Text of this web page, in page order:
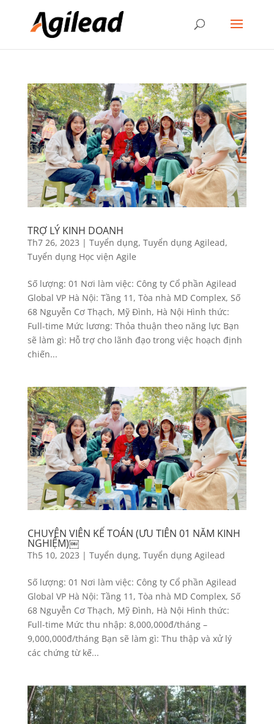
TRỢ LÝ KINH DOANH
Th7 26, 2023 | Tuyển dụng, Tuyển dụng Agilead,
Tuyển dụng Học viện Agile
Số lượng: 01 Nơi làm việc: Công ty Cổ phần Agilead
Global VP Hà Nội: Tầng 11, Tòa nhà MD Complex, Số
68 Nguyễn Cơ Thạch, Mỹ Đình, Hà Nội Hình thức:
Full-time Mức lương: Thỏa thuận theo năng lực Bạn
sẽ làm gì: Hỗ trợ cho lãnh đạo trong việc hoạch định
chiến...
CHUYÊN VIÊN KẾ TOÁN (ƯU TIÊN 01 NĂM KINH
NGHIỆM)￼
Th5 10, 2023 | Tuyển dụng, Tuyển dụng Agilead
Số lượng: 01 Nơi làm việc: Công ty Cổ phần Agilead
Global VP Hà Nội: Tầng 11, Tòa nhà MD Complex, Số
68 Nguyễn Cơ Thạch, Mỹ Đình, Hà Nội Hình thức:
Full-time Mức thu nhập: 8,000,000đ/tháng –
9,000,000đ/tháng Bạn sẽ làm gì: Thu thập và xử lý
các chứng từ kế...